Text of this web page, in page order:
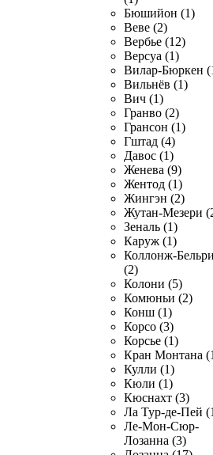
Бюшийон (1)
Веве (2)
Вербье (12)
Версуа (1)
Вилар-Бюркен
Вильнёв (1)
Вич (1)
Гранво (2)
Грансон (1)
Гштад (4)
Давос (1)
Женева (9)
Жентод (1)
Жингэн (2)
Жутан-Мезери
Зеналь (1)
Каруж (1)
Коллонж-
(2)
Колони (5)
Комюньи (2)
Конш (1)
Корсо (3)
Корсье (1)
Кран Монтана
Кулли (1)
Кюли (1)
Кюснахт (3)
Ла Тур-де-Пей
Ле-Мон-Сюр-
Лозанна (3)